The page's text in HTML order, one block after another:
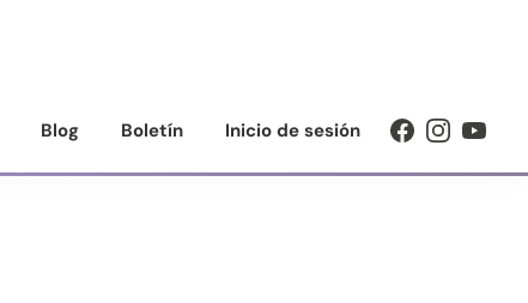
Blog Boletín Inicio de sesión